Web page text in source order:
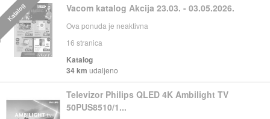
Vacom katalog Akcija 23.03. - 03.05.2026.
Ova ponuda je neaktivna
16 stranica
Katalog
34 km udaljeno
Katalog
Televizor Philips QLED 4K Ambilight TV
50PUS8510/1...